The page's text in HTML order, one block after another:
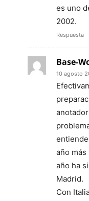
es uno
2002.
Respuesta
Base-
10 agosto
año
año ha
Madrid.
Con